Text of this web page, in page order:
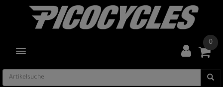
TOGGLE NAVIGATION
0